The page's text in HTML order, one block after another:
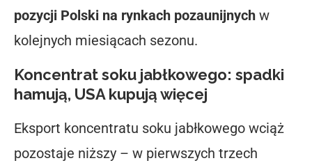
pozycji Polski na rynkach pozaunijnych w
kolejnych miesiącach sezonu.
Koncentrat soku jabłkowego: spadki
hamują, USA kupują więcej
Eksport koncentratu soku jabłkowego wciąż
pozostaje niższy – w pierwszych trzech